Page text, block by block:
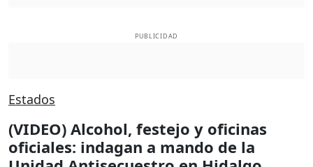
PUBLICIDAD
Estados
(VIDEO) Alcohol, festejo y oficinas
oficiales: indagan a mando de la